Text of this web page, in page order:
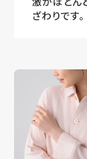
ざわりです。